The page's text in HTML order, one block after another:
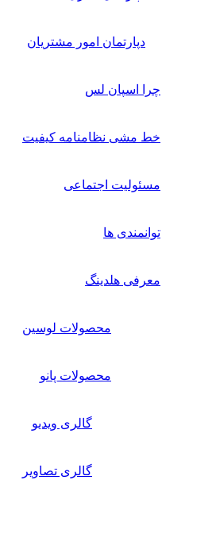
دپارتمان امور مشتریان
چرا اسپان لس
خط مشی نظامنامه کیفیت
مسئولیت اجتماعی
توانمندی ها
معرفی هلدینگ
محصولات لوسین
محصولات پانو
گالری ویدیو
گالری تصاویر